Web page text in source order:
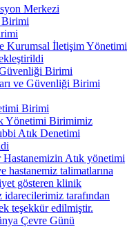
Merkezi
Birimi
Kurumsal İletişim Yönetimi
Güvenliği Birimi
ve Güvenliği Birimi
Birimi
Yönetimi Birimimiz
Atık Denetimi
Atık yönetimi
hastanemiz talimatlarına
gösteren klinik
idarecilerimiz tarafından
teşekkür edilmiştir.
Çevre Günü